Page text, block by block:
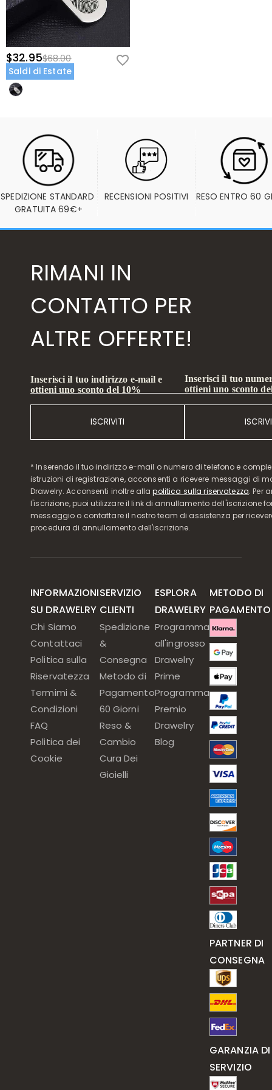
$32.95$68.00
Saldi di Estate
SPEDIZIONE STANDARD
GRATUITA 69€+
RECENSIONI POSITIVI RESO ENTRO 60
RIMANI IN
CONTATTO PER
ALTRE OFFERTE!
Inserisci il tuo indirizzo e-mail e
ottieni uno sconto del 10%
ISCRIVITI
Inserisci il tuo
ottieni uno sconto
* Inserendo il tuo indirizzo e-mail o numero di telefono e
istruzioni di registrazione, acconsenti a ricevere messaggi di
Drawelry. Acconsenti inoltre allapolitica sulla riservatezza. Per
l'iscrizione, puoi utilizzare il link di annullamento dell'iscrizione
messaggio o contattare il nostro team di assistenza per
procedura di annullamento dell'iscrizione.
INFORMAZIONI
SU DRAWELRY
Chi Siamo
Contattaci
Politica sulla
Riservatezza
Termimi &
Condizioni
FAQ
Politica dei
Cookie
SERVIZIO
CLIENTI
Spedizione
&
Consegna
Metodo di
Pagamento
60 Giorni
Reso &
Cambio
Cura Dei
Gioielli
ESPLORA
DRAWELRY
Programma
all'ingrosso
Drawelry
Prime
Programma
Premio
Drawelry
Blog
METODO DI
PAGAMENTO
PARTNER DI
CONSEGNA
GARANZIA DI
SERVIZIO